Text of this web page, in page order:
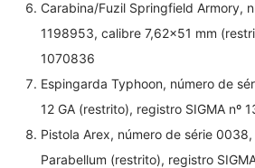
Carabina/Fuzil Springfield Armory,
1198953, calibre 7,62x51 mm
1070836
Espingarda Typhoon, número de
12 GA (restrito), registro SIGMA nº
Pistola Arex, número de série
Parabellum (restrito), registro